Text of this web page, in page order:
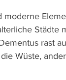
Städte
rast
Wüste,